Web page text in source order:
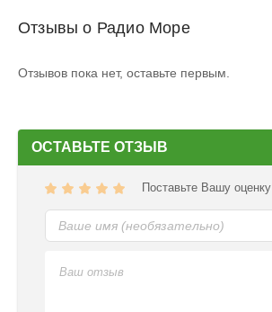
Отзывы о Радио Море
Отзывов пока нет, оставьте первым.
ОСТАВЬТЕ ОТЗЫВ
Поставьте Вашу оценку